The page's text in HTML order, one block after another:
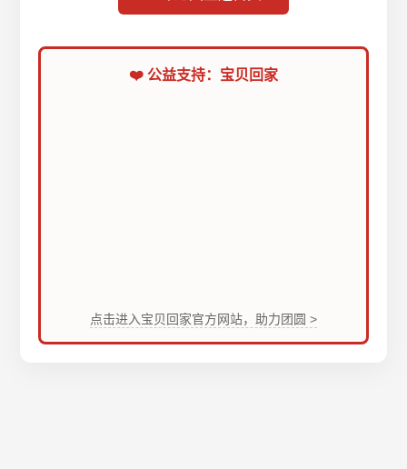
❤️ 公益支持：宝贝回家
点击进入宝贝回家官方网站，助力团圆 >